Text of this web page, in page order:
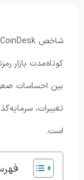
بین احساسات
تغییرات،
است.